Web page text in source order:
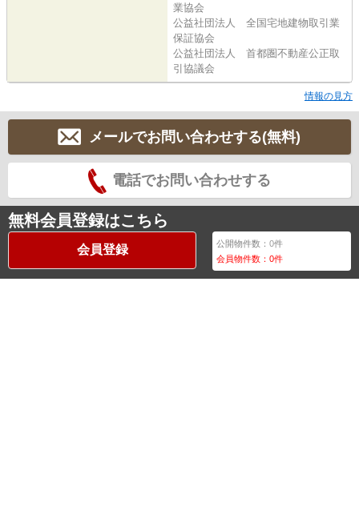
業協会
公益社団法人 全国宅地建物取引業
保証協会
公益社団法人 首都圏不動産公正取
引協議会
情報の見方
メールでお問い合わせする(無料)
電話でお問い合わせする
無料会員登録はこちら
会員登録 公開物件数：0件
会員物件数：0件